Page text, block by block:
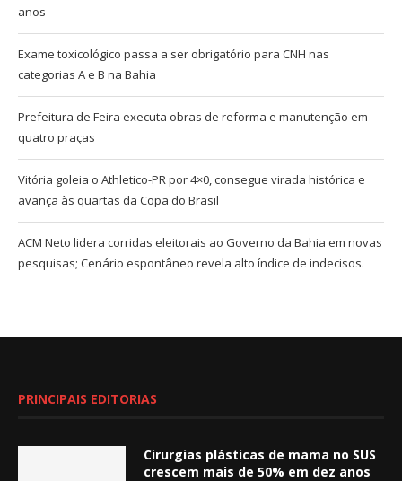
anos
Exame toxicológico passa a ser obrigatório para CNH nas
categorias A e B na Bahia
Prefeitura de Feira executa obras de reforma e manutenção em
quatro praças
Vitória goleia o Athletico-PR por 4×0, consegue virada histórica e
avança às quartas da Copa do Brasil
ACM Neto lidera corridas eleitorais ao Governo da Bahia em novas
pesquisas; Cenário espontâneo revela alto índice de indecisos.
PRINCIPAIS EDITORIAS
Cirurgias plásticas de mama no SUS
crescem mais de 50% em dez anos